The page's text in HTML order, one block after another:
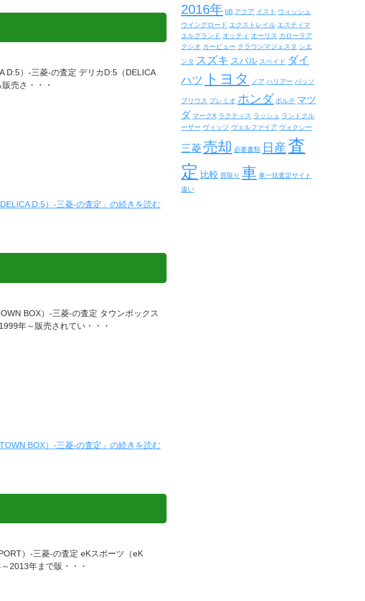
D:5）-三菱-の査定 デリカD:5（DELICA
売さ・・・
DELICA D:5）-三菱-の査定」の続きを読む
BOX）-三菱-の査定 タウンボックス
年～販売されてい・・・
BOX）-三菱-の査定」の続きを読む
）-三菱-の査定 eKスポーツ（eK
2013年まで販・・・
2016年 bB アクア イスト ウィッシュ
ウイングロード エクストレイル エスティマ
エルグランド オッティ オーリス カローラア
クシオ カービュー クラウンマジェスタ シエ
ンタ スズキ スバル スペイド ダイ
ハツ
トヨタ ノア ハリアー パッソ
プリウス プレミオ ホンダ ポルテ マツ
ダ マークX ラクティス ラッシュ ランドクル
ーザー ヴィッツ ヴェルファイア ヴォクシー
三菱売却 必要書類 日産査
定 比較 買取り 車 車一括査定サイト
違い